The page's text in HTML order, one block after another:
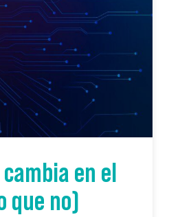
en el
que no)